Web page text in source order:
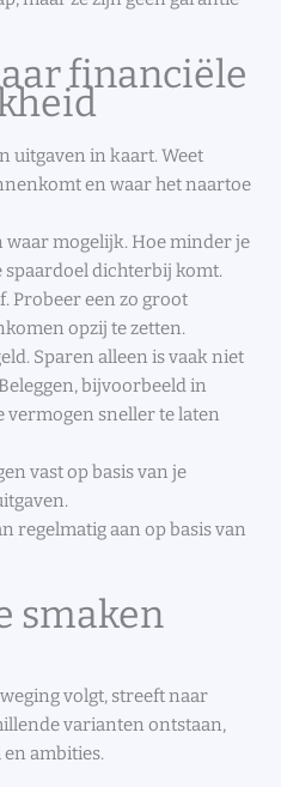
financiële
uitgaven in kaart. Weet
en waar het naartoe
waar mogelijk. Hoe minder je
spaardoel dichterbij komt.
Probeer een zo groot
opzij te zetten.
Sparen alleen is vaak niet
bijvoorbeeld in
vermogen sneller te laten
vast op basis van je
regelmatig aan op basis van
smaken
volgt, streeft naar
varianten ontstaan,
ambities.